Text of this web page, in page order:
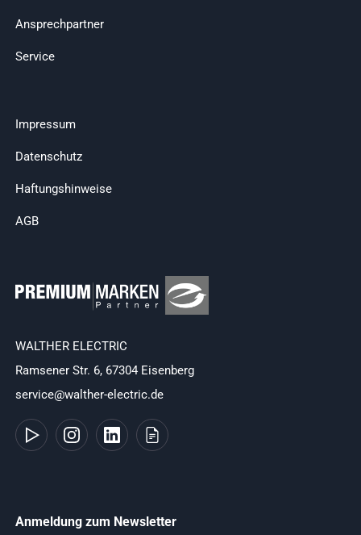
Ansprechpartner
Service
Impressum
Datenschutz
Haftungshinweise
AGB
WALTHER ELECTRIC
Ramsener Str. 6, 67304 Eisenberg
service@walther-electric.de
Anmeldung zum Newsletter